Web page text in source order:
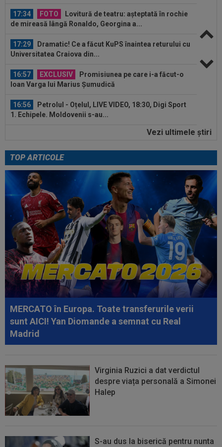
17:34 FOTO
Lovitură de teatru: așteptată în rochie
de mireasă lângă Ronaldo, Georgina a...
17:29
Dramatic! Ce a făcut KuPS înaintea returului cu
Universitatea Craiova din...
16:57 EXCLUSIV
Promisiunea pe care i-a făcut-o
Ioan Varga lui Marius Șumudică
16:56
Petrolul - Oțelul, LIVE VIDEO, 18:30, Digi Sport
1. Echipele. Moldovenii s-au...
Ce ofertă: 115.000.000 de euro pentru
16:46
Surpriză uriașă: Kylian Mbappe semnează!
”Acordul se încheie acum! O schimbare...
17:51 LIVE VIDEO&SCORE
Chindia - Metaloglobus
3-0, DGS 1. Mihai a majorat diferența. Penalty ratat...
17:40
Răsturnare de situație! Julian Alvarez se duce
la Madrid și cere oficial...
17:34 FOTO
Lovitură de teatru: așteptată în rochie
de mireasă lângă Ronaldo, Georgina a...
17:29
Dramatic! Ce a făcut KuPS înaintea returului cu
Universitatea Craiova din...
16:57 EXCLUSIV
Promisiunea pe care i-a făcut-o
Ioan Varga lui Marius Șumudică
Vezi ultimele ştiri
TOP ARTICOLE
MERCATO în Europa. Toate transferurile verii
sunt AICI! Yan Diomande a semnat cu Real
Madrid
Virginia Ruzici a dat verdictul
despre viața personală a Simonei
Halep
S-au dus la biserică pentru nunta